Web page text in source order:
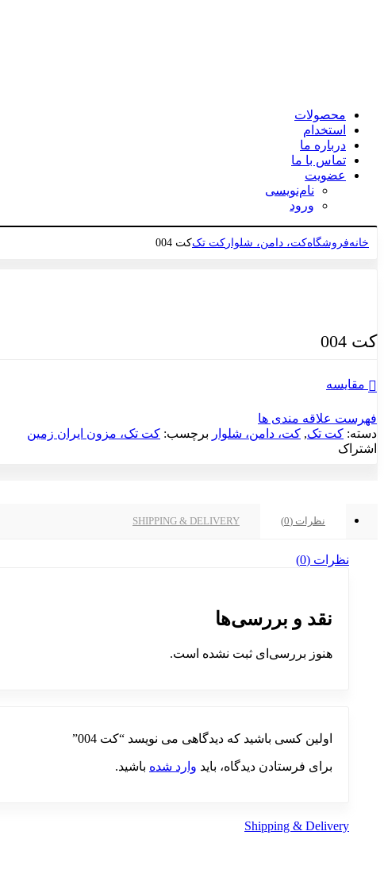
محصولات
استخدام
درباره ما
تماس با ما
عضویت
نام‌نویسی
ورود
خانهفروشگاهکت، دامن، شلوار کت تککت 004
کت 004
مقایسه
فهرست علاقه مندی ها
دسته: کت تک, کت، دامن، شلوار برچسب: کت تک، مزون ایران زمین
اشتراک
نظرات (0) SHIPPING & DELIVERY
نظرات (0)
نقد و بررسی‌ها
هنوز بررسی‌ای ثبت نشده است.
اولین کسی باشید که دیدگاهی می نویسد “کت 004”
برای فرستادن دیدگاه، باید وارد شده باشید.
Shipping & Delivery